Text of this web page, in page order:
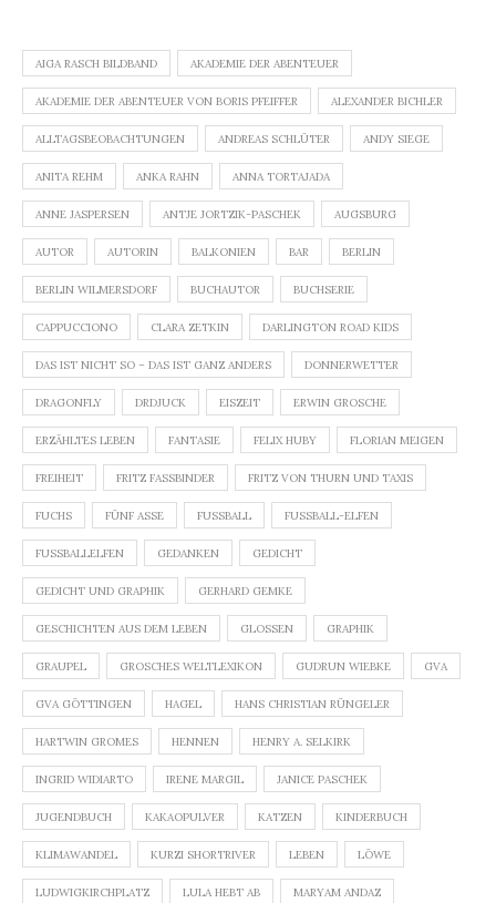
AIGA RASCH BILDBAND AKADEMIE DER ABENTEUER
AKADEMIE DER ABENTEUER VON BORIS PFEIFFER ALEXANDER BICHLER
ALLTAGSBEOBACHTUNGEN ANDREAS SCHLÜTER ANDY SIEGE
ANITA REHM ANKA RAHN ANNA TORTAJADA
ANNE JASPERSEN ANTJE JORTZIK-PASCHEK AUGSBURG
AUTOR AUTORIN BALKONIEN BAR BERLIN
BERLIN WILMERSDORF BUCHAUTOR BUCHSERIE
CAPPUCCIONO CLARA ZETKIN DARLINGTON ROAD KIDS
DAS IST NICHT SO – DAS IST GANZ ANDERS DONNERWETTER
DRAGONFLY DRDJUCK EISZEIT ERWIN GROSCHE
ERZÄHLTES LEBEN FANTASIE FELIX HUBY FLORIAN MEIGEN
FREIHEIT FRITZ FASSBINDER FRITZ VON THURN UND TAXIS
FUCHS FÜNF ASSE FUSSBALL FUSSBALL-ELFEN
FUSSBALLELFEN GEDANKEN GEDICHT
GEDICHT UND GRAPHIK GERHARD GEMKE
GESCHICHTEN AUS DEM LEBEN GLOSSEN GRAPHIK
GRAUPEL GROSCHES WELTLEXIKON GUDRUN WIEBKE GVA
GVA GÖTTINGEN HAGEL HANS CHRISTIAN RÜNGELER
HARTWIN GROMES HENNEN HENRY A. SELKIRK
INGRID WIDIARTO IRENE MARGIL JANICE PASCHEK
JUGENDBUCH KAKAOPULVER KATZEN KINDERBUCH
KLIMAWANDEL KURZI SHORTRIVER LEBEN LÖWE
LUDWIGKIRCHPLATZ LULA HEBT AB MARYAM ANDAZ